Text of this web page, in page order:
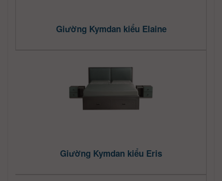
Giường Kymdan kiểu Elaine
Giường Kymdan kiểu Eris